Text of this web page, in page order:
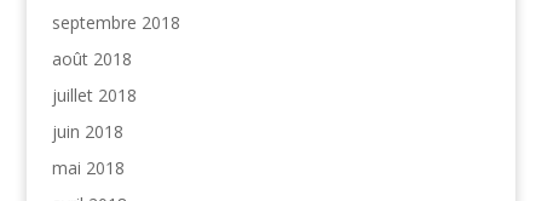
septembre 2018
août 2018
juillet 2018
juin 2018
mai 2018